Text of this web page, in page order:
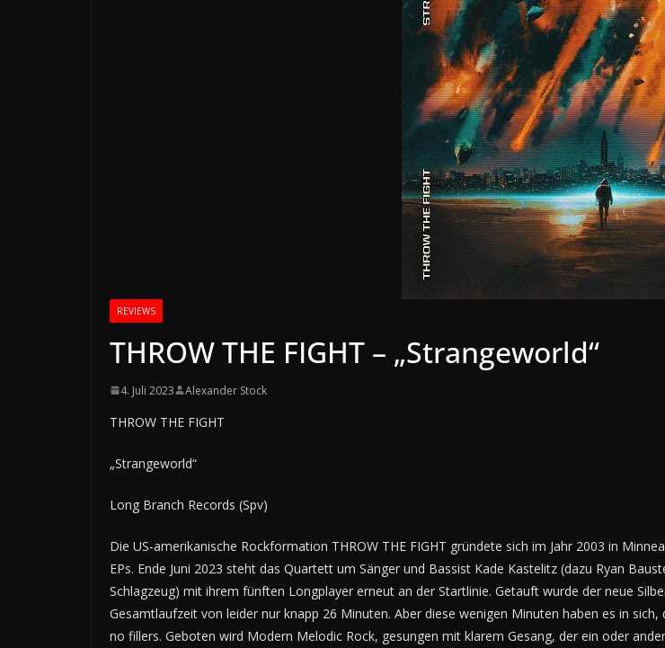
REVIEWS
THROW THE FIGHT – „Strangeworld“
4. Juli 2023 Alexander Stock
THROW THE FIGHT
„Strangeworld“
Long Branch Records (Spv)
Die US-amerikanische Rockformation THROW THE FIGHT gründete sich im Jahr 2003 in
EPs. Ende Juni 2023 steht das Quartett um Sänger und Bassist Kade Kastelitz (dazu Ryan
Schlagzeug) mit ihrem fünften Longplayer erneut an der Startlinie. Getauft wurde der neue
Gesamtlaufzeit von leider nur knapp 26 Minuten. Aber diese wenigen Minuten haben es in
no fillers. Geboten wird Modern Melodic Rock, gesungen mit klarem Gesang, der ein oder